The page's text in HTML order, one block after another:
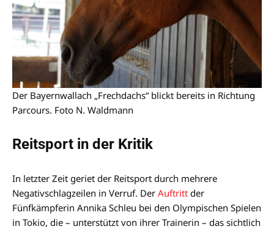
Der Bayernwallach „Frechdachs“ blickt bereits in Richtung
Parcours. Foto N. Waldmann
Reitsport in der Kritik
In letzter Zeit geriet der Reitsport durch mehrere
Negativschlagzeilen in Verruf. Der Auftritt der
Fünfkämpferin Annika Schleu bei den Olympischen Spielen
in Tokio, die – unterstützt von ihrer Trainerin – das sichtlich